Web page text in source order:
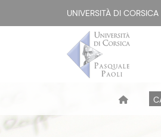
UNIVERSITÀ DI CORSICA